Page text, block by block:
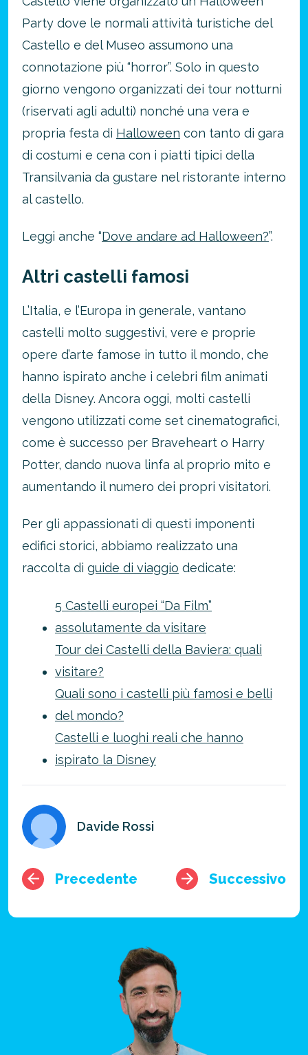
Party dove le normali attività turistiche del
Castello e del Museo assumono una
connotazione più “horror”. Solo in questo
giorno vengono organizzati dei tour notturni
(riservati agli adulti) nonché una vera e
propria festa di Halloween con tanto di gara
di costumi e cena con i piatti tipici della
Transilvania da gustare nel ristorante interno
al castello.
Leggi anche “Dove andare ad Halloween?”.
Altri castelli famosi
L’Italia, e l’Europa in generale, vantano
castelli molto suggestivi, vere e proprie
opere d’arte famose in tutto il mondo, che
hanno ispirato anche i celebri film animati
della Disney. Ancora oggi, molti castelli
vengono utilizzati come set cinematografici,
come è successo per Braveheart o Harry
Potter, dando nuova linfa al proprio mito e
aumentando il numero dei propri visitatori.
Per gli appassionati di questi imponenti
edifici storici, abbiamo realizzato una
raccolta di guide di viaggio dedicate:
5 Castelli europei “Da Film”
assolutamente da visitare
Tour dei Castelli della Baviera: quali
visitare?
Quali sono i castelli più famosi e belli
del mondo?
Castelli e luoghi reali che hanno
ispirato la Disney
Davide Rossi
Precedente Successivo